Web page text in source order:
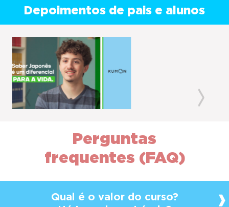
Depoimentos de pais e alunos
Previous
Perguntas
frequentes (FAQ)
Qual é o valor do curso?